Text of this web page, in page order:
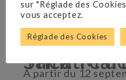
Jean
Théâtre de la Porte-
À partir du 12
sur "Réglade des
vous acceptez.
Réglade des Cookies